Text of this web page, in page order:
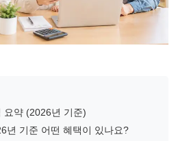
요약 (2026년 기준)
년 기준 어떤 혜택이 있나요?